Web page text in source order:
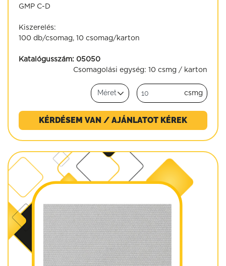
GMP C-D
Kiszerelés:
100 db/csomag, 10 csomag/karton
Katalógusszám: 05050
Csomagolási egység: 10 csmg / karton
csmg
KÉRDÉSEM VAN / AJÁNLATOT KÉREK